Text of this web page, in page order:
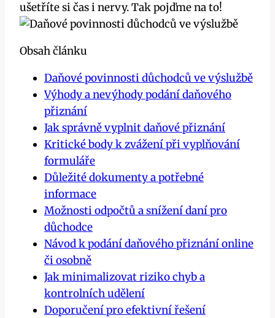
ušetříte si čas i nervy. Tak pojďme na to!
Obsah článku
Daňové povinnosti důchodců ve výslužbě
Výhody a nevýhody podání daňového
přiznání
Jak správně vyplnit daňové přiznání
Kritické body k zvážení při vyplňování
formuláře
Důležité dokumenty a potřebné
informace
Možnosti odpočtů a snížení daní pro
důchodce
Návod k podání daňového přiznání online
či osobně
Jak minimalizovat riziko chyb a
kontrolních udělení
Doporučení pro efektivní řešení